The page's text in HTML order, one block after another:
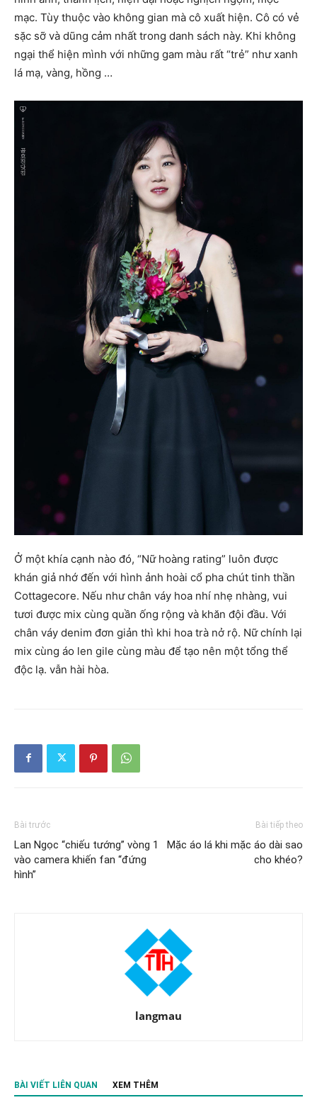
mạc. Tùy thuộc vào không gian mà cô xuất hiện. Cô có vẻ
sặc sỡ và dũng cảm nhất trong danh sách này. Khi không
ngại thể hiện mình với những gam màu rất “trẻ” như xanh
lá mạ, vàng, hồng …
Ở một khía cạnh nào đó, “Nữ hoàng rating” luôn được
khán giả nhớ đến với hình ảnh hoài cổ pha chút tinh thần
Cottagecore. Nếu như chân váy hoa nhí nhẹ nhàng, vui
tươi được mix cùng quần ống rộng và khăn đội đầu. Với
chân váy denim đơn giản thì khi hoa trà nở rộ. Nữ chính lại
mix cùng áo len gile cùng màu để tạo nên một tổng thể
độc lạ. vẫn hài hòa.
Bài trước
Lan Ngọc “chiếu tướng” vòng 1
vào camera khiến fan “đứng
hình”
Bài tiếp theo
Mặc áo lá khi mặc áo dài sao
cho khéo?
langmau
BÀI VIẾT LIÊN QUAN XEM THÊM